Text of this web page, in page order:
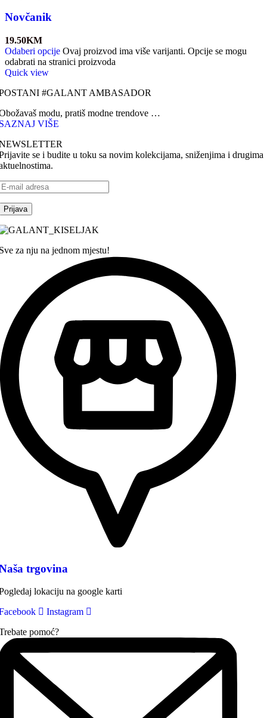
Novčanik
19.50KM
Odaberi opcije Ovaj proizvod ima više varijanti. Opcije se mogu
odabrati na stranici proizvoda
Quick view
#GALANT AMBASADOR
modu, pratiš modne trendove …
VIŠE
se i budite u toku sa novim kolekcijama, sniženjima i drugima
za nju na jednom mjestu!
trgovina
lokaciju na google karti
Instagram
pomoć?